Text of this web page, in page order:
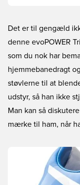
Det er til gengæld
denne evoPOWER
som du nok har
hjemmebanedragt
støvlerne til at
udstyr, så han ikke
Man kan så
mærke til ham, når